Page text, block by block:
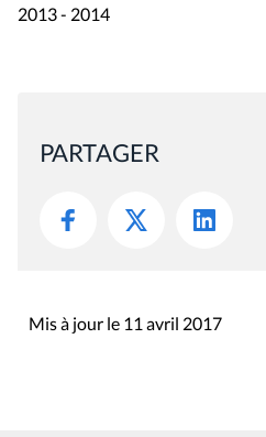
2013 - 2014
PARTAGER
Mis à jour le 11 avril 2017